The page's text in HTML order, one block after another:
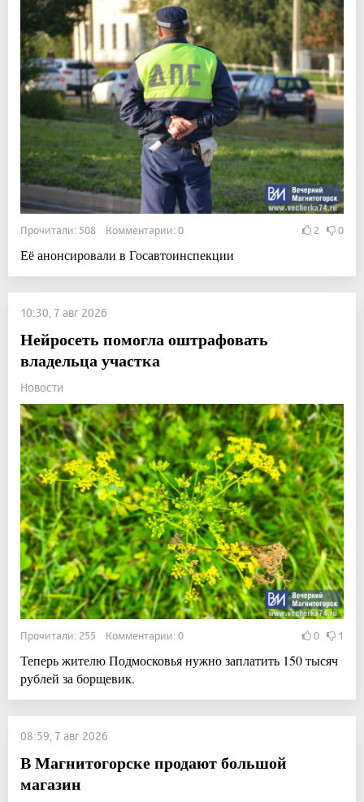
Прочитали: 508 Комментарии: 0 2 0
Её анонсировали в Госавтоинспекции
10:30, 7 авг 2026
Нейросеть помогла оштрафовать
владельца участка
Новости
Прочитали: 255 Комментарии: 0 0 1
Теперь жителю Подмосковья нужно заплатить 150 тысяч
рублей за борщевик.
08:59, 7 авг 2026
В Магнитогорске продают большой
магазин